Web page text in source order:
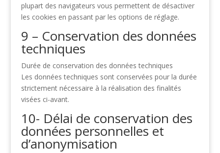
plupart des navigateurs vous permettent de désactiver
les cookies en passant par les options de réglage.
9 – Conservation des données
techniques
Durée de conservation des données techniques
Les données techniques sont conservées pour la durée
strictement nécessaire à la réalisation des finalités
visées ci-avant.
10- Délai de conservation des
données personnelles et
d’anonymisation